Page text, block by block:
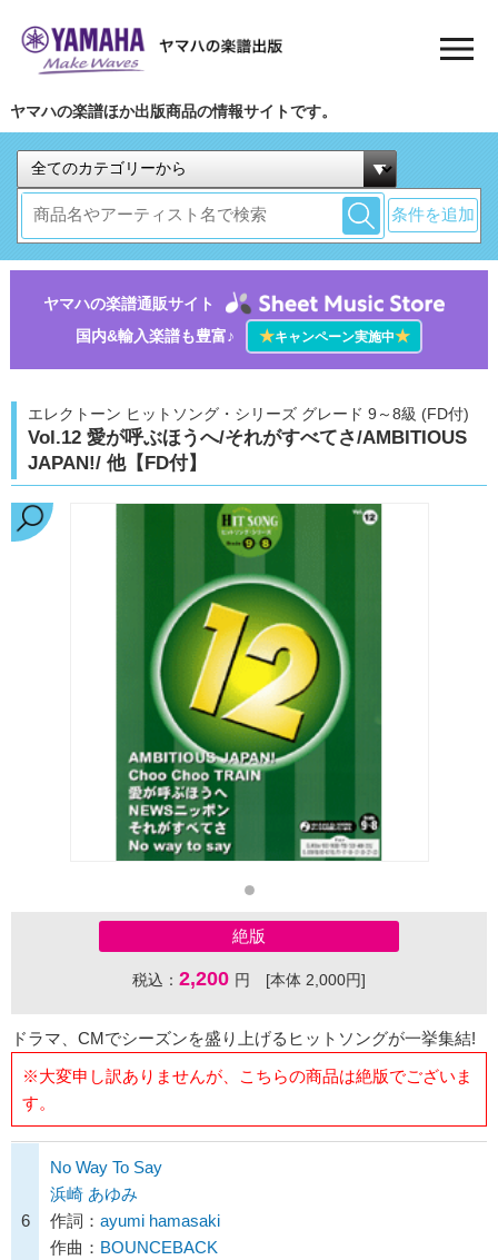
ヤマハの楽譜ほか出版商品の情報サイトです。
条件を追加
ヤマハの楽譜通販サイト
国内&輸入楽譜も豊富♪
★キャンペーン実施中★
エレクトーン ヒットソング・シリーズ グレード 9～8級 (FD付)
Vol.12 愛が呼ぶほうへ/それがすべてさ/AMBITIOUS
JAPAN!/ 他【FD付】
絶版
税込： 2,200 円 [本体 2,000円]
ドラマ、CMでシーズンを盛り上げるヒットソングが一挙集結!
※大変申し訳ありませんが、こちらの商品は絶版でございま
す。
6
No Way To Say
浜崎 あゆみ
作詞： ayumi hamasaki
作曲： BOUNCEBACK